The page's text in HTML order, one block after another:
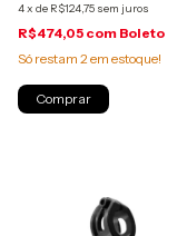
4x de R$124,75 sem juros
R$474,05 com Boleto
Só restam 2em estoque!